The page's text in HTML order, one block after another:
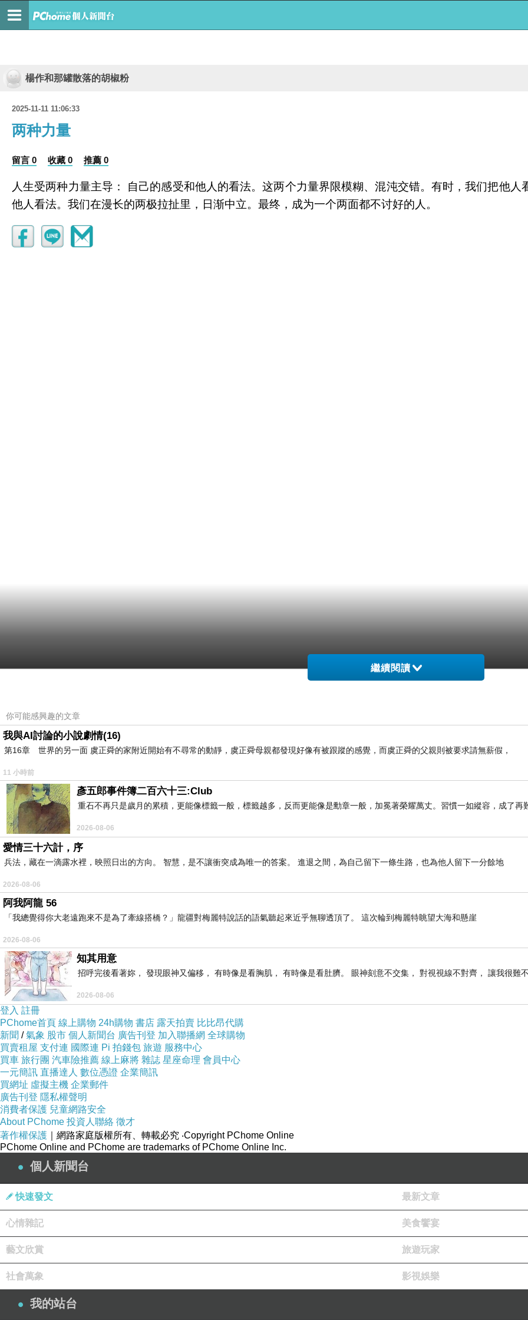
楊作和那罐散落的胡椒粉
2025-11-11 11:06:33
两种力量
留言 0 收藏 0 推薦 0
人生受两种力量主导： 自己的感受和他人的看法。这两个力量界限模糊、混沌交错。有时，我们把他
他人看法。我们在漫长的两极拉扯里，日渐中立。最终，成为一个两面都不讨好的人。
繼續閱讀
你可能感興趣的文章
我與AI討論的小說劇情(16)
第16章 世界的另一面 虞正舜的家附近開始有不尋常的動靜，虞正舜母親都發現好像有被跟蹤的感覺，而虞正舜的父親則被要求請無薪假，
11 小時前
彥五郎事件簿二百六十三:Club
重石不再只是歲月的累積，更能像標籤一般，標籤越多，反而更能像是勳章一般，加冕著榮耀萬丈。習慣一如縱容，成了再
2026-08-06
愛情三十六計，序
兵法，藏在一滴露水裡，映照日出的方向。 智慧，是不讓衝突成為唯一的答案。 進退之間，為自己留下一條生路，也為他人留下一分餘地
2026-08-06
阿我阿龍 56
「我總覺得你大老遠跑來不是為了牽線搭橋？」龍疆對梅麗特說話的語氣聽起來近乎無聊透頂了。 這次輪到梅麗特眺望大海和懸崖
2026-08-06
知其用意
招呼完後看著妳， 發現眼神又偏移， 有時像是看胸肌， 有時像是看肚臍。 眼神刻意不交集， 對視視線不對齊， 讓我很難不
2026-08-06
登入 註冊
PChome首頁 線上購物 24h購物 書店 露天拍賣 比比昂代購
新聞 /氣象 股市 個人新聞台 廣告刊登 加入聯播網 全球購物
買賣租屋 支付連 國際連 Pi 拍錢包 旅遊 服務中心
買車 旅行團 汽車險推薦 線上麻將 雜誌 星座命理 會員中心
一元簡訊 直播達人 數位憑證 企業簡訊
買網址 虛擬主機 企業郵件
廣告刊登 隱私權聲明
消費者保護 兒童網路安全
About PChome 投資人聯絡 徵才
著作權保護 ｜網路家庭版權所有、轉載必究 ‧Copyright PChome Online
PChome Online and PChome are trademarks of PChome Online Inc.
個人新聞台
快速發文 最新文章
心情雜記 美食饗宴
藝文欣賞 旅遊玩家
社會萬象 影視娛樂
我的站台